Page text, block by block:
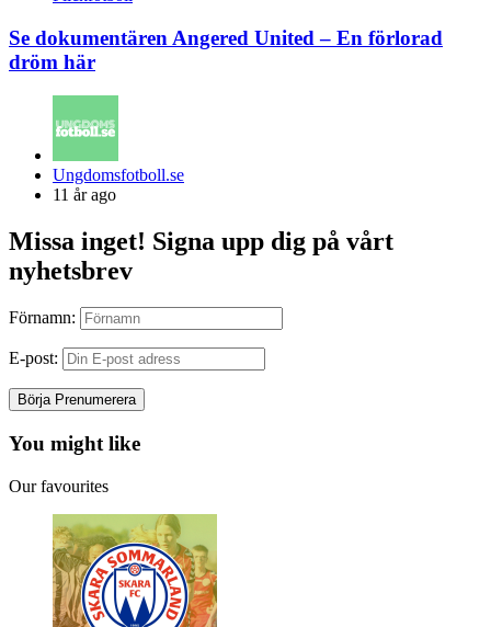
Se dokumentären Angered United – En förlorad
dröm här
Posted
by
Ungdomsfotboll.se
11 år ago
Missa inget! Signa upp dig på vårt
nyhetsbrev
Förnamn:
E-post:
You might like
Our favourites